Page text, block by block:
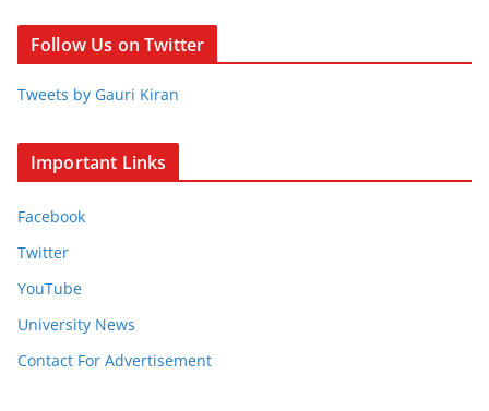
Follow Us on Twitter
Tweets by Gauri Kiran
Important Links
Facebook
Twitter
YouTube
University News
Contact For Advertisement